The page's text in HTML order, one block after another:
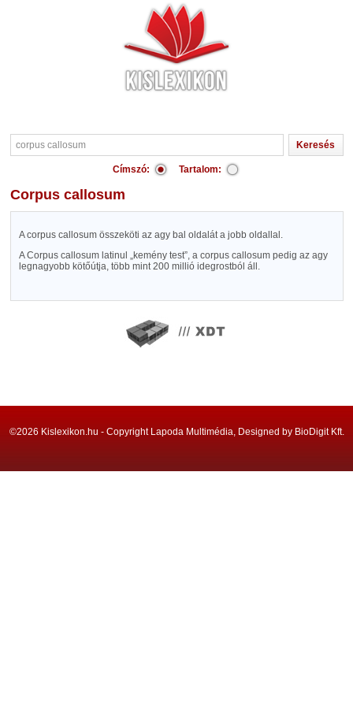
Címszó: Tartalom:
corpus callosum
A corpus callosum összeköti az agy bal oldalát a jobb oldallal.
A Corpus callosum latinul „kemény test”, a corpus callosum pedig az agy
legnagyobb kötőútja, több mint 200 millió idegrostból áll.
©2026 Kislexikon.hu - Copyright Lapoda Multimédia, Designed by BioDigit Kft.